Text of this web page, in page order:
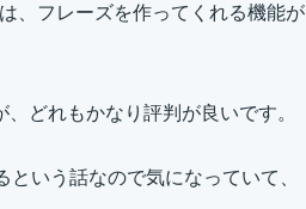
、フレーズを作ってくれる機能が
どれもかなり評判が良いです。
いう話なので気になっていて、